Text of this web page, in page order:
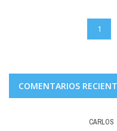
1
COMENTARIOS
on